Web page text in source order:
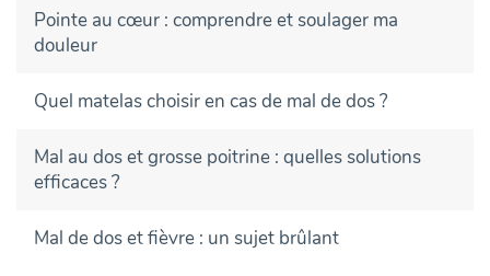
Pointe au cœur : comprendre et soulager ma
douleur
Quel matelas choisir en cas de mal de dos ?
Mal au dos et grosse poitrine : quelles solutions
efficaces ?
Mal de dos et fièvre : un sujet brûlant